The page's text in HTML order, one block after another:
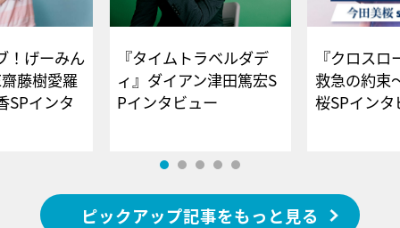
！げーみん
藤樹愛羅
SPインタ
『タイムトラベルダデ
ィ』ダイアン津田篤宏S
Pインタビュー
『クロス
救急の約束
桜SPイ
ピックアップ記事をもっと見る